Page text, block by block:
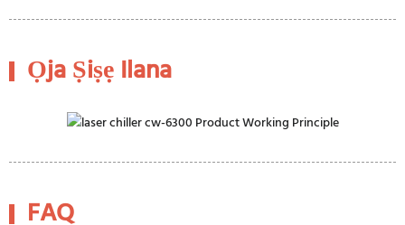
Ọja Ṣiṣẹ Ilana
FAQ